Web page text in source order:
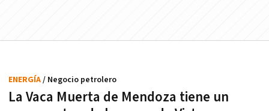
La Vaca Muerta de Mendoza tiene un
ENERGÍA/ Negocio petrolero